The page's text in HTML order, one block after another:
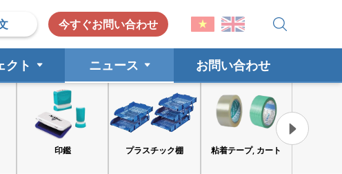
今すぐお問い合わせ
クト ニュース お問い合わせ
印鑑 プラスチック棚 粘着テープ, カート